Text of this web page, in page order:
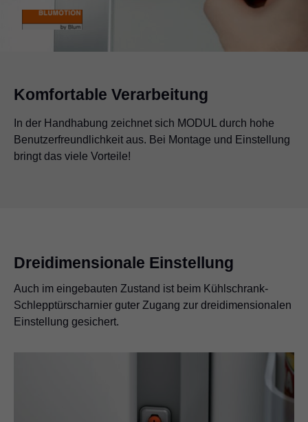
Komfortable Verarbeitung
In der Handhabung zeichnet sich MODUL durch hohe
Benutzerfreundlichkeit aus. Bei Montage und Einstellung
bringt das viele Vorteile!
Dreidimensionale Einstellung
Auch im eingebauten Zustand ist beim Kühlschrank-
Schlepptürscharnier guter Zugang zur dreidimensionalen
Einstellung gesichert.